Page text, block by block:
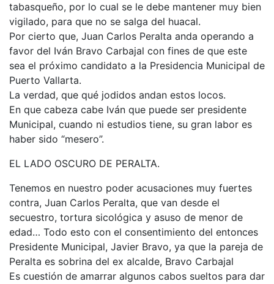
tabasqueño, por lo cual se le debe mantener muy bien
vigilado, para que no se salga del huacal.
Por cierto que, Juan Carlos Peralta anda operando a
favor del Iván Bravo Carbajal con fines de que este
sea el próximo candidato a la Presidencia Municipal de
Puerto Vallarta.
La verdad, que qué jodidos andan estos locos.
En que cabeza cabe Iván que puede ser presidente
Municipal, cuando ni estudios tiene, su gran labor es
haber sido “mesero”.
EL LADO OSCURO DE PERALTA.
Tenemos en nuestro poder acusaciones muy fuertes
contra, Juan Carlos Peralta, que van desde el
secuestro, tortura sicológica y asuso de menor de
edad… Todo esto con el consentimiento del entonces
Presidente Municipal, Javier Bravo, ya que la pareja de
Peralta es sobrina del ex alcalde, Bravo Carbajal
Es cuestión de amarrar algunos cabos sueltos para dar